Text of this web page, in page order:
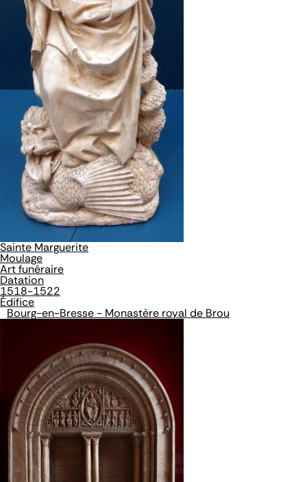
Sainte Marguerite
Moulage
Art funéraire
Datation
1518-1522
Édifice
Bourg-en-Bresse - Monastère royal de Brou